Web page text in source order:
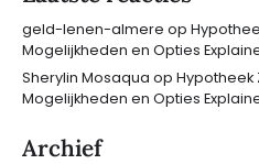
geld-lenen-almere op
Mogelijkheden en Opties
Sherylin Mosaqua op Hypotheek
Mogelijkheden en Opties
Archief